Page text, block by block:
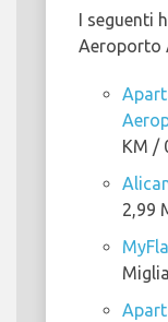
I seguenti
Aeroporto
KM /
2,99